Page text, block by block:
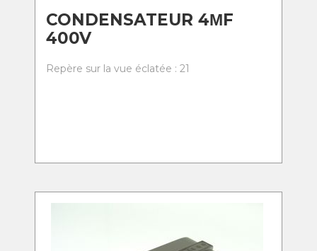
CONDENSATEUR 4ΜF
400V
Repère sur la vue éclatée : 21